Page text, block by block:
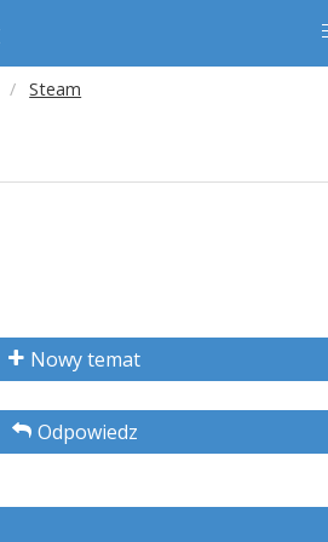
Steam
Nowy temat
Odpowiedz